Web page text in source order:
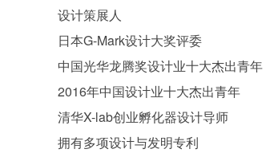
设计策展人
日本G-Mark设计大奖评委
中国光华龙腾奖设计业十大杰出青年
2016年中国设计业十大杰出青年
清华X-lab创业孵化器设计导师
拥有多项设计与发明专利